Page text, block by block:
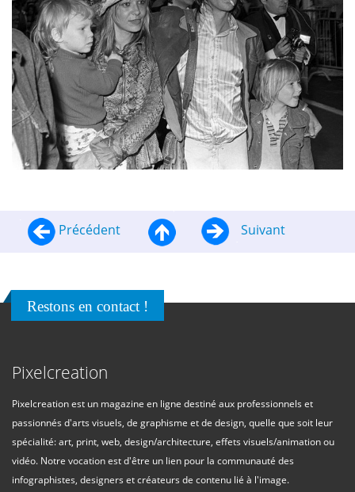
Précédent Suivant
Restons en contact !
Pixelcreation
Pixelcreation est un magazine en ligne destiné aux professionnels et
passionnés d'arts visuels, de graphisme et de design, quelle que soit leur
spécialité: art, print, web, design/architecture, effets visuels/animation ou
vidéo. Notre vocation est d'être un lien pour la communauté des
infographistes, designers et créateurs de contenu lié à l'image.